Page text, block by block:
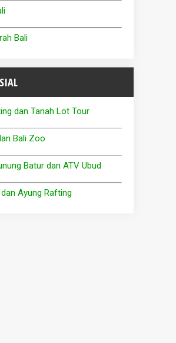
Bali
dan Tanah Lot Tour
Bali Zoo
Batur dan ATV Ubud
Ayung Rafting